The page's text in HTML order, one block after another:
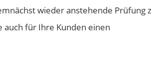
wieder anstehende Prüfung
für Ihre Kunden einen